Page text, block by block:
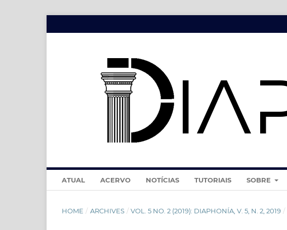
ATUAL ACERVO NOTÍCIAS TUTORIAIS SOBRE
HOME / ARCHIVES / VOL. 5 NO. 2 (2019): DIAPHONÍA, V. 5, N. 2, 2019 /